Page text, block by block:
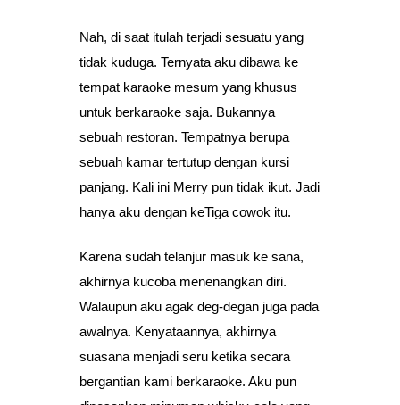
Nah, di saat itulah terjadi sesuatu yang
tidak kuduga. Ternyata aku dibawa ke
tempat karaoke mesum yang khusus
untuk berkaraoke saja. Bukannya
sebuah restoran. Tempatnya berupa
sebuah kamar tertutup dengan kursi
panjang. Kali ini Merry pun tidak ikut. Jadi
hanya aku dengan keTiga cowok itu.
Karena sudah telanjur masuk ke sana,
akhirnya kucoba menenangkan diri.
Walaupun aku agak deg-degan juga pada
awalnya. Kenyataannya, akhirnya
suasana menjadi seru ketika secara
bergantian kami berkaraoke. Aku pun